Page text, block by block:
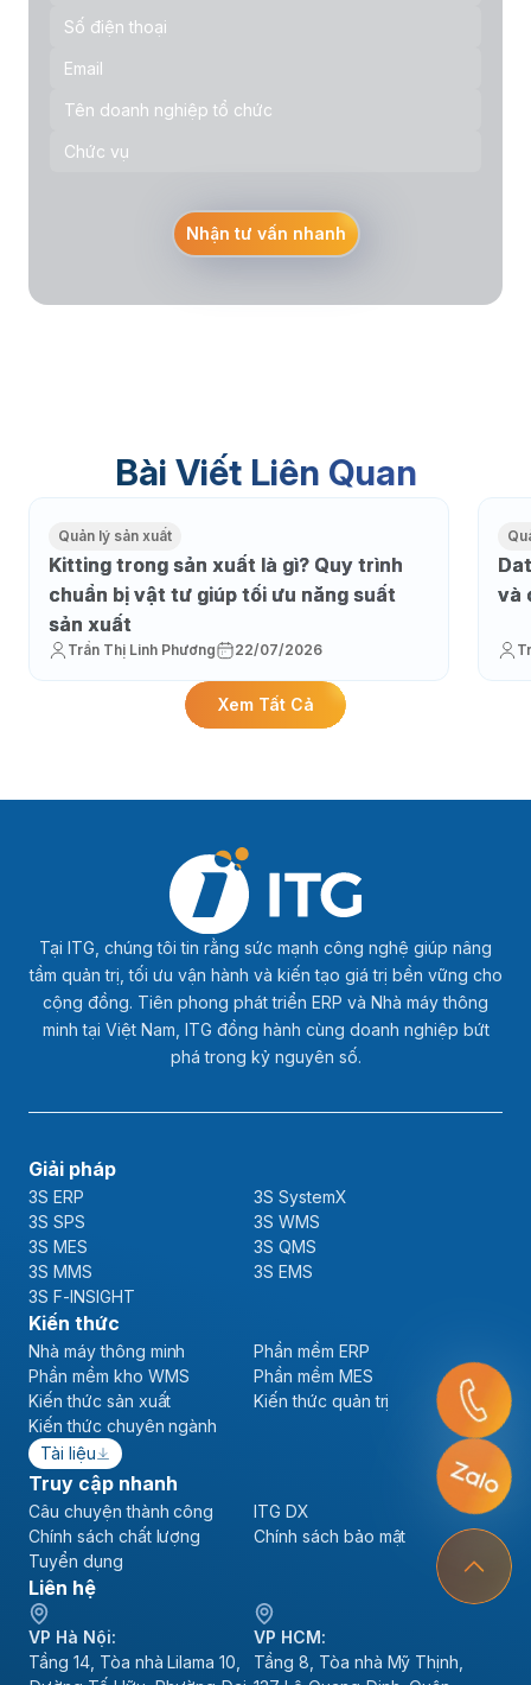
Nhận tư vấn nhanh
Bài Viết Liên Quan
Quản lý sản xuất
Kitting trong sản xuất là gì? Quy trình
chuẩn bị vật tư giúp tối ưu năng suất
sản xuất
Trần Thị Linh Phương 22/07/2026
và
Xem Tất Cả
Tại ITG, chúng tôi tin rằng sức mạnh công nghệ giúp nâng
tầm quản trị, tối ưu vận hành và kiến tạo giá trị bền vững cho
cộng đồng. Tiên phong phát triển ERP và Nhà máy thông
minh tại Việt Nam, ITG đồng hành cùng doanh nghiệp bứt
phá trong kỷ nguyên số.
Giải pháp
3S ERP
3S SystemX
3S SPS
3S WMS
3S MES
3S QMS
3S MMS
3S EMS
3S F-INSIGHT
Kiến thức
Nhà máy thông minh
Phần mềm ERP
Phần mềm kho WMS
Phần mềm MES
Kiến thức sản xuất
Kiến thức quản trị
Kiến thức chuyên ngành
Tài liệu
Truy cập nhanh
Câu chuyện thành công
ITG DX
Chính sách chất lượng
Chính sách bảo mật
Tuyển dụng
Liên hệ
VP Hà Nội:
Tầng 14, Tòa nhà Lilama 10,
VP HCM:
Tầng 8, Tòa nhà Mỹ Thịnh,